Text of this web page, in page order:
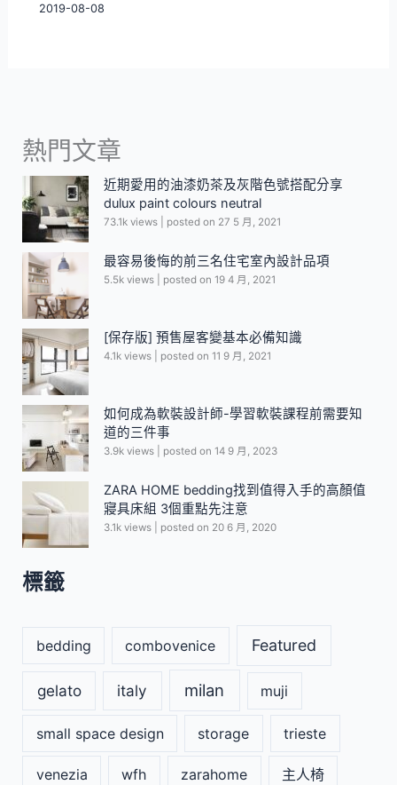
2019-08-08
熱門文章
近期愛用的油漆奶茶及灰階色號搭配分享
dulux paint colours neutral
73.1k views| posted on 27 5 月, 2021
最容易後悔的前三名住宅室內設計品項
5.5k views| posted on 19 4 月, 2021
[保存版] 預售屋客變基本必備知識
4.1k views| posted on 11 9 月, 2021
如何成為軟裝設計師-學習軟裝課程前需要知
道的三件事
3.9k views| posted on 14 9 月, 2023
ZARA HOME bedding找到值得入手的高顏值
寢具床組 3個重點先注意
3.1k views| posted on 20 6 月, 2020
標籤
bedding combovenice Featured
gelato italy milan muji
small space design storage trieste
venezia wfh zarahome 主人椅